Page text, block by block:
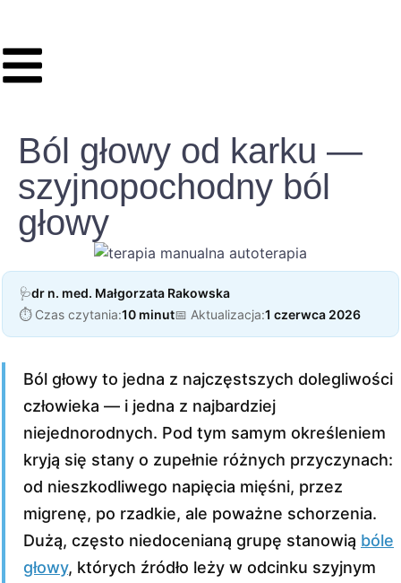
Ból głowy od karku —
szyjnopochodny ból
głowy
🩺dr n. med. Małgorzata Rakowska
⏱️ Czas czytania:10 minut📅 Aktualizacja:1 czerwca 2026
Ból głowy to jedna z najczęstszych dolegliwości
człowieka — i jedna z najbardziej
niejednorodnych. Pod tym samym określeniem
kryją się stany o zupełnie różnych przyczynach:
od nieszkodliwego napięcia mięśni, przez
migrenę, po rzadkie, ale poważne schorzenia.
Dużą, często niedocenianą grupę stanowią bóle
głowy, których źródło leży w odcinku szyjnym